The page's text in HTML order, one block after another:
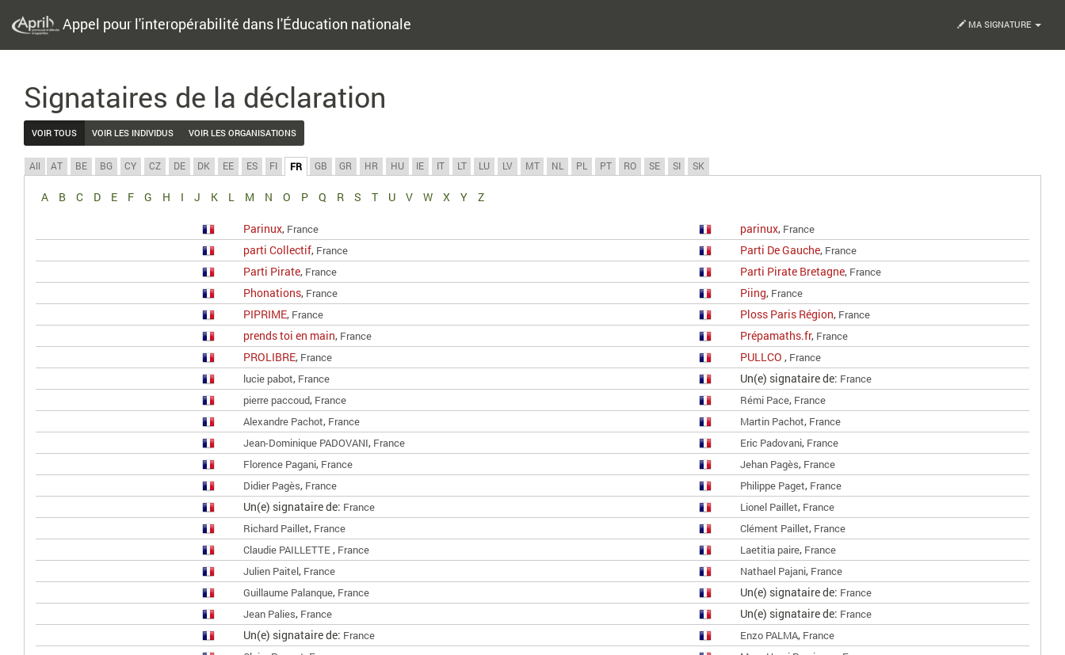
Appel pour l'interopérabilité dans l'Éducation nationale MA SIGNATURE
Signataires de la déclaration
VOIR TOUS VOIR LES INDIVIDUS VOIR LES ORGANISATIONS
All AT BE BG CY CZ DE DK EE ES FI FR GB GR HR HU IE IT LT LU LV MT NL PL PT RO SE SI SK
A B C D E F G H I J K L M N O P Q R S T U V W X Y Z
Parinux, France parinux, France
parti Collectif, France Parti De Gauche, France
Parti Pirate, France Parti Pirate Bretagne, France
Phonations, France Piing, France
PIPRIME, France Ploss Paris Région, France
prends toi en main, France Prépamaths.fr, France
PROLIBRE, France PULLCO , France
lucie pabot, France Un(e) signataire de: France
pierre paccoud, France Rémi Pace, France
Alexandre Pachot, France Martin Pachot, France
Jean-Dominique PADOVANI, France Eric Padovani, France
Florence Pagani, France Jehan Pagès, France
Didier Pagès, France Philippe Paget, France
Un(e) signataire de: France Lionel Paillet, France
Richard Paillet, France Clément Paillet, France
Claudie PAILLETTE, France Laetitia paire, France
Julien Paitel, France Nathael Pajani, France
Guillaume Palanque, France Un(e) signataire de: France
Jean Palies, France Un(e) signataire de: France
Un(e) signataire de: France Enzo PALMA, France